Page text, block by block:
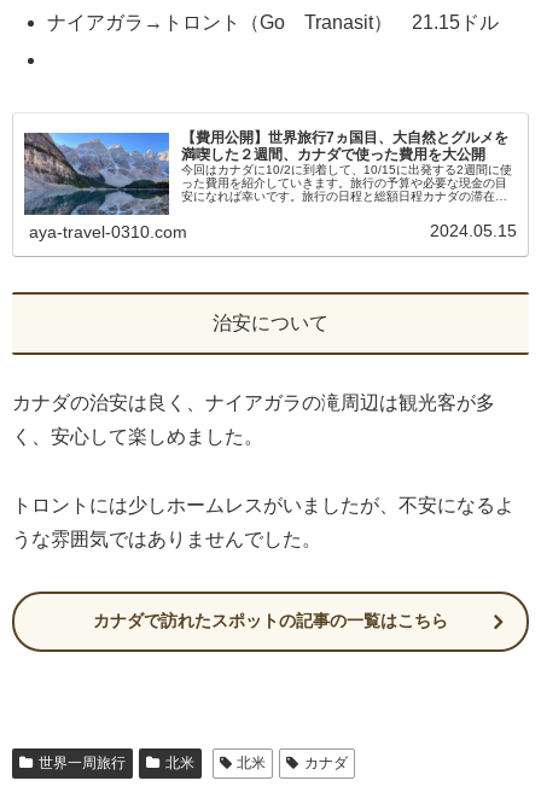
ナイアガラ→トロント（Go Tranasit） 21.15ドル
【費用公開】世界旅行7ヵ国目、大自然とグルメを
満喫した２週間、カナダで使った費用を大公開
今回はカナダに10/2に到着して、10/15に出発する2週間に使
った費用を紹介していきます。旅行の予算や必要な現金の目
安になれば幸いです。旅行の日程と総額日程カナダの滞在期
aya-travel-0310.com 2024.05.15
治安について
カナダの治安は良く、ナイアガラの滝周辺は観光客が多
く、安心して楽しめました。
トロントには少しホームレスがいましたが、不安になるよ
うな雰囲気ではありませんでした。
カナダで訪れたスポットの記事の一覧はこちら
世界一周旅行 北米 北米 カナダ